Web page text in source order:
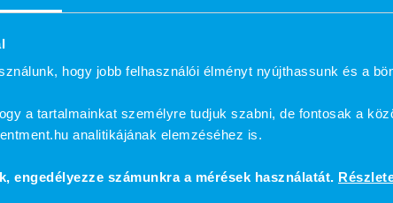
hogy jobb felhasználói élményt nyújthassunk és a
a tartalmainkat személyre tudjuk szabni, de fontosak a
analitikájának elemzéséhez is.
engedélyezze számunkra a mérések használatát.
édességre vagy savra adott fájdalmas
kímélőfogkefét, fluoridos fogkrémet és
ételek és italok túlzott fogyasztását.
ki, mint például a fogszuvasodás,
esztétikai problémát jelent, hanem